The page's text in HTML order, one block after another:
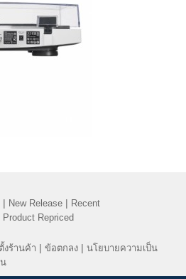
| New Release | Recent
Product Repriced
งร้านค้า | ข้อตกลง | นโยบายความเป็น